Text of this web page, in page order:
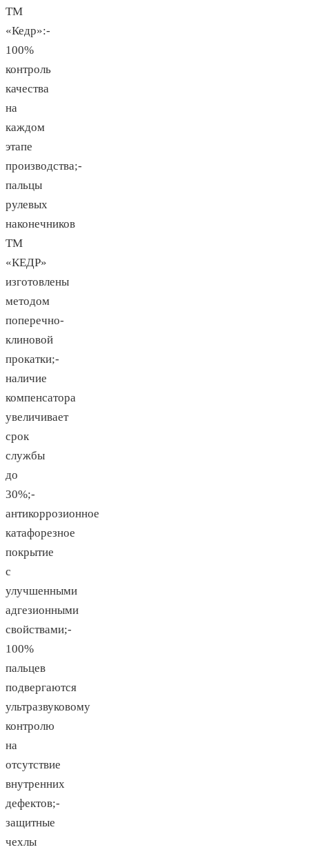
ТМ
«Кедр»:-
100%
контроль
качества
на
каждом
этапе
производства;-
пальцы
рулевых
наконечников
ТМ
«КЕДР»
изготовлены
методом
поперечно-
клиновой
прокатки;-
наличие
компенсатора
увеличивает
срок
службы
до
30%;-
антикоррозионное
катафорезное
покрытие
с
улучшенными
адгезионными
свойствами;-
100%
пальцев
подвергаются
ультразвуковому
контролю
на
отсутствие
внутренних
дефектов;-
защитные
чехлы